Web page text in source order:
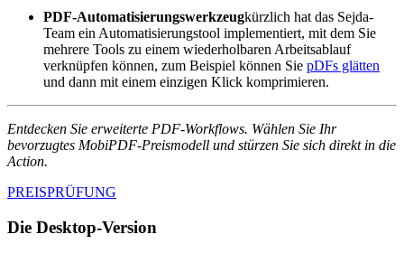
PDF-Automatisierungswerkzeugkürzlich hat das Sejda-
Team ein Automatisierungstool implementiert, mit dem Sie
mehrere Tools zu einem wiederholbaren Arbeitsablauf
verknüpfen können, zum Beispiel können Sie pDFs glätten
und dann mit einem einzigen Klick komprimieren.
Entdecken Sie erweiterte PDF-Workflows. Wählen Sie Ihr
bevorzugtes MobiPDF-Preismodell und stürzen Sie sich direkt in die
Action.
PREISPRÜFUNG
Die Desktop-Version